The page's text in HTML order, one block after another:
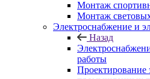
Монтаж
Монтаж
Электроснабжение и
Назад
работы
Проектирование